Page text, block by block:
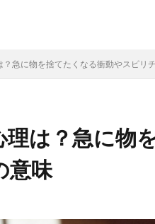
急に物を捨てたくなる衝動やスピリ
は？急に物
意味